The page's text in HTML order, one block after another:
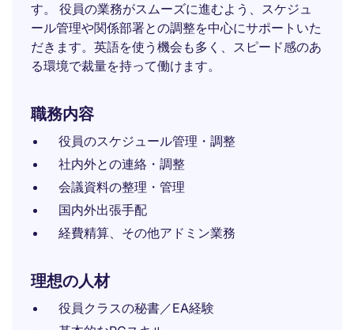
す。 役員の業務がスムーズに進むよう、スケジュ
ール管理や関係部署との調整を中心にサポートいた
だきます。英語を使う機会も多く、スピード感のあ
る環境で裁量を持って働けます。
職務内容
役員のスケジュール管理・調整
社内外との連絡・調整
会議資料の整理・管理
国内外出張手配
経費精算、その他アドミン業務
理想の人材
役員クラスの秘書／EA経験